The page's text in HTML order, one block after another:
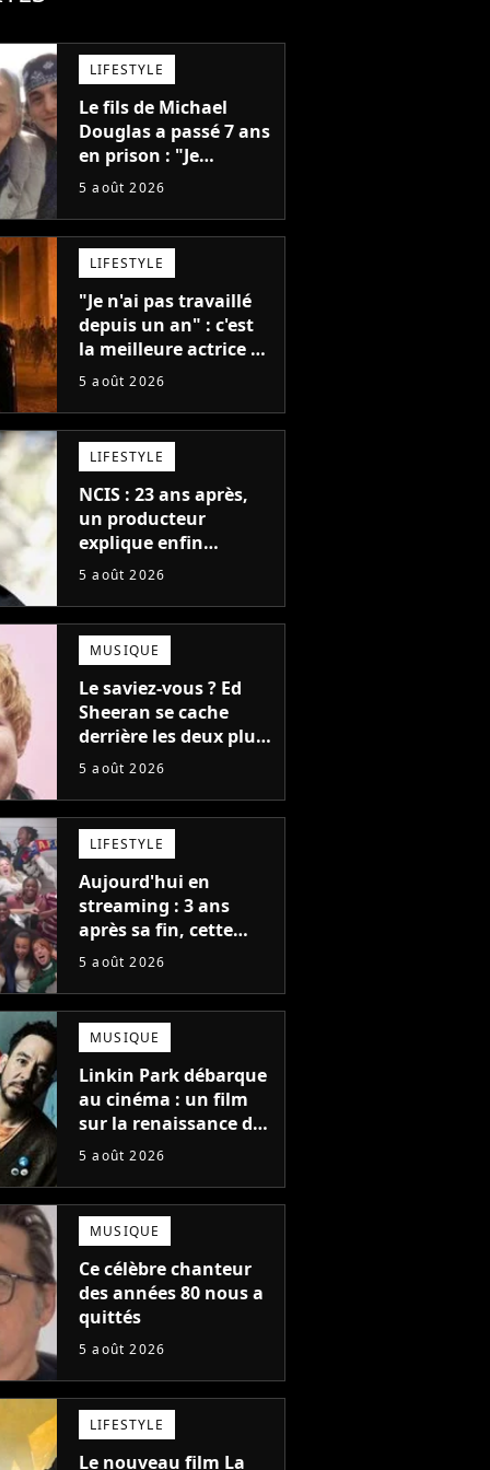
LIFESTYLE
Le fils de Michael
Douglas a passé 7 ans
en prison : "Je
distribuais des joints
5 août 2026
LIFESTYLE
"Je n'ai pas travaillé
depuis un an" : c'est
la meilleure actrice de
L'Odyssée, mais
donner de rôle au
cinéma
5 août 2026
LIFESTYLE
NCIS : 23 ans après,
un producteur
explique enfin
l'origine de l'idée la
(et on ne parle pas du
bateau)
5 août 2026
MUSIQUE
Le saviez-vous ? Ed
Sheeran se cache
derrière les deux plus
gros tubes du
5 août 2026
LIFESTYLE
Aujourd'hui en
streaming : 3 ans
après sa fin, cette
série aux 13 Emmy
une suite...
totalement différente
5 août 2026
MUSIQUE
Linkin Park débarque
au cinéma : un film
sur la renaissance du
groupe arrive en
5 août 2026
MUSIQUE
Ce célèbre chanteur
des années 80 nous a
quittés
5 août 2026
LIFESTYLE
Le nouveau film La